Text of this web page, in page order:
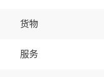
货物
服务